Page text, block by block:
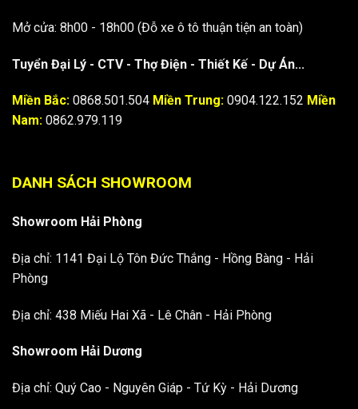
Mở cửa: 8h00 - 18h00 (Đỗ xe ô tô thuận tiện an toàn)
Tuyển Đại Lý - CTV - Thợ Điện - Thiết Kế - Dự Án...
Miền Bắc: 0868.501.504 Miền Trung: 0904.122.152 Miền
Nam: 0862.979.119
DANH SÁCH SHOWROOM
Showroom Hải Phòng
Địa chỉ: 1141 Đại Lộ Tôn Đức Thắng - Hồng Bàng - Hải
Phòng
Địa chỉ: 438 Miếu Hai Xã - Lê Chân - Hải Phòng
Showroom Hải Dương
Địa chỉ: Quý Cao - Nguyên Giáp - Tứ Kỳ - Hải Dương